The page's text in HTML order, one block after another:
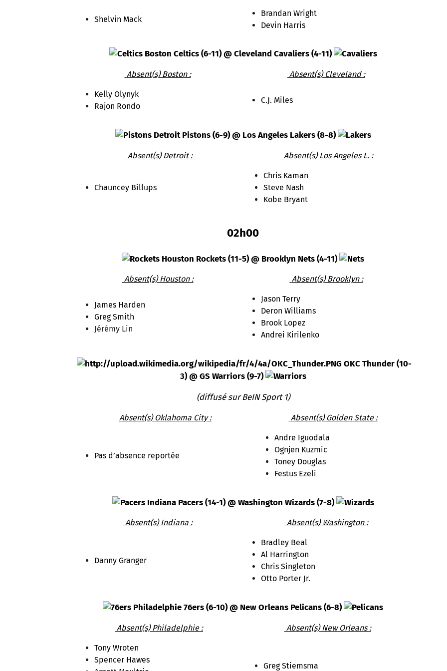
Shelvin Mack
Brandan Wright
Devin Harris
Boston Celtics (6-11) @ Cleveland Cavaliers (4-11)
Absent(s) Boston : Absent(s) Cleveland :
Kelly Olynyk
Rajon Rondo
C.J. Miles
Detroit Pistons (6-9) @ Los Angeles Lakers (8-8)
Absent(s) Detroit : Absent(s) Los Angeles L. :
Chauncey Billups
Chris Kaman
Steve Nash
Kobe Bryant
02h00
Houston Rockets (11-5) @ Brooklyn Nets (4-11)
Absent(s) Houston : Absent(s) Brooklyn :
James Harden
Greg Smith
Jérémy Lin
Jason Terry
Deron Williams
Brook Lopez
Andrei Kirilenko
OKC Thunder (10-
3) @ GS Warriors (9-7)
(diffusé sur BeIN Sport 1)
Absent(s) Oklahoma City : Absent(s) Golden State :
Pas d’absence reportée
Andre Iguodala
Ognjen Kuzmic
Toney Douglas
Festus Ezeli
Indiana Pacers (14-1) @ Washington Wizards (7-8)
Absent(s) Indiana : Absent(s) Washington :
Danny Granger
Bradley Beal
Al Harrington
Chris Singleton
Otto Porter Jr.
Philadelphie 76ers (6-10) @ New Orleans Pelicans (6-8)
Absent(s) Philadelphie : Absent(s) New Orleans :
Tony Wroten
Spencer Hawes
Greg Stiemsma